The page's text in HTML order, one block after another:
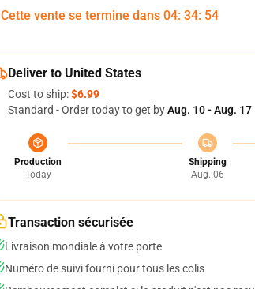
Cette vente se termine dans 04: 34: 53
Deliver to United States
Cost to ship:$6.99
Standard - Order today to get byAug. 10 - Aug. 17
Production
Today
Shipping
Aug. 06
Transaction sécurisée
Livraison mondiale à votre porte
Numéro de suivi fourni pour tous les colis